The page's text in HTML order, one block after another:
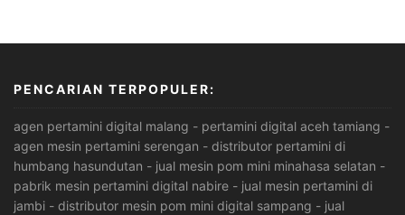
PENCARIAN TERPOPULER:
agen pertamini digital malang - pertamini digital aceh tamiang -
agen mesin pertamini serengan - distributor pertamini di
humbang hasundutan - jual mesin pom mini minahasa selatan -
pabrik mesin pertamini digital nabire - jual mesin pertamini di
jambi - distributor mesin pom mini digital sampang - jual